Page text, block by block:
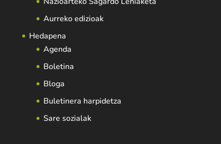
Aurreko edizioak
Hedapena
Agenda
Boletina
Bloga
Buletinera harpidetza
Sare sozialak